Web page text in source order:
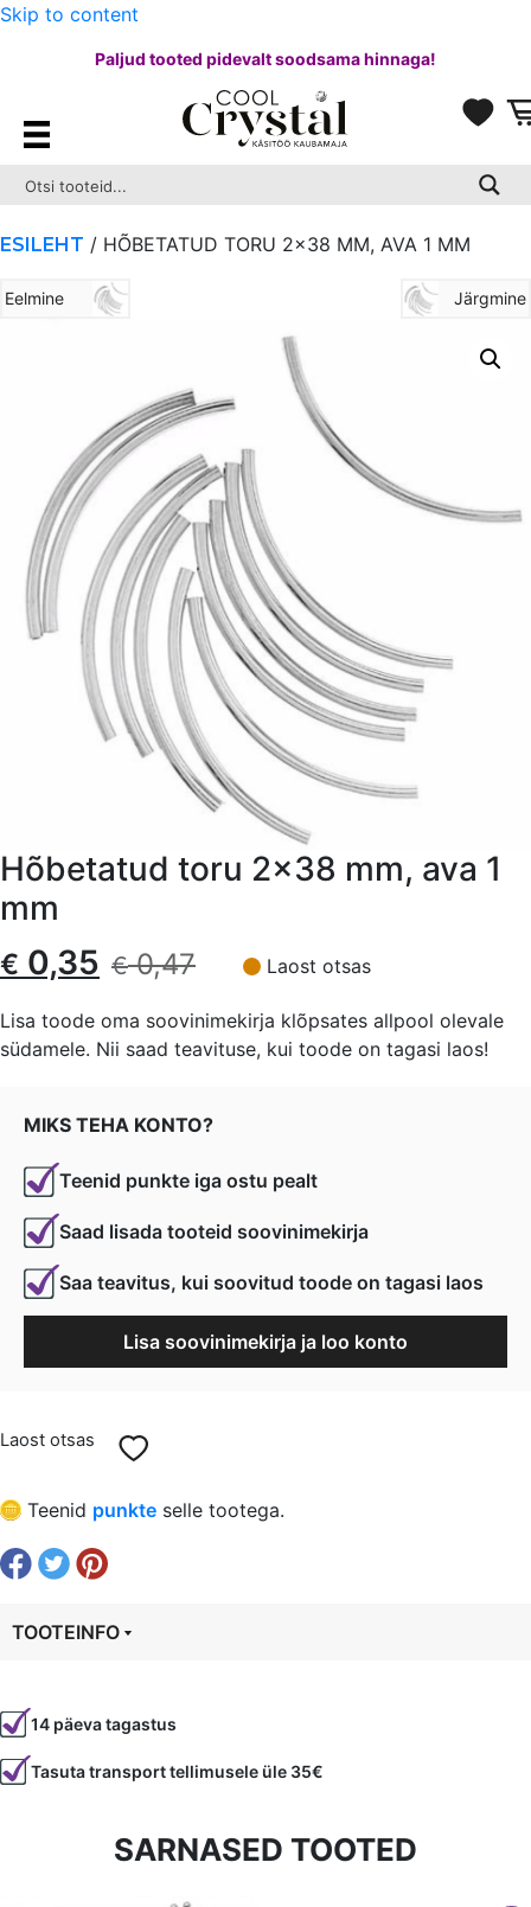
Skip to content
Paljud tooted pidevalt soodsama hinnaga!
ESILEHT / HÕBETATUD TORU 2×38 MM, AVA 1 MM
Eelmine Järgmine
Hõbetatud toru 2×38 mm, ava 1
mm
€0,47
Algne
hind
oli:
€ 0,47.
€ 0,35
Current
price
is:
€ 0,35.
Laost otsas
Lisa toode oma soovinimekirja klõpsates allpool olevale
südamele. Nii saad teavituse, kui toode on tagasi laos!
MIKS TEHA KONTO?
Teenid punkte iga ostu pealt
Saad lisada tooteid soovinimekirja
Saa teavitus, kui soovitud toode on tagasi laos
Lisa soovinimekirja ja loo konto
Laost otsas
Teenid punkte selle tootega.
TOOTEINFO
14 päeva tagastus
Tasuta transport tellimusele üle 35€
SARNASED TOOTED